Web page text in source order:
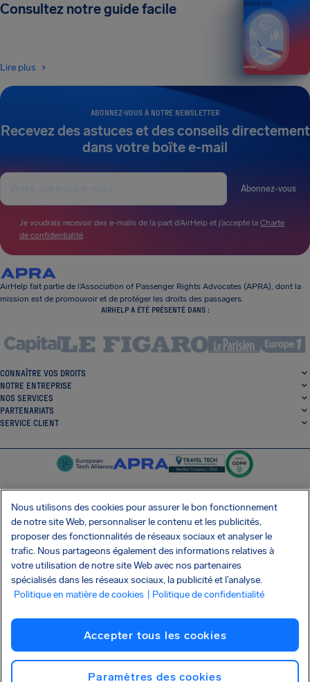
ABONNEZ-VOUS À NOTRE NEWSLETTER
Recevez des astuces et des conseils directement
dans votre boîte e-mail
Abonnez-vous
Je voudrais recevoir des e-mails de la part d’AirHelp et j’accepte la Charte
de confidentialité.
Consultez notre guide facile
Lire plus
ÉDITION 2026
AirHelp fait partie de l’Association of Passenger Rights Advocates (APRA), dont la
mission est de promouvoir et de protéger les droits des passagers.
AIRHELP A ÉTÉ PRÉSENTÉ DANS :
CONNAÎTRE VOS DROITS
NOTRE ENTREPRISE
NOS SERVICES
PARTENARIATS
SERVICE CLIENT
SocialFacebook
SocialTwitter
SocialInstagram
SocialLinkedin
OBTENEZ NOTRE APPLI GRATUITE
Politique de confidentialité Cookies Imprint
Attaque de la chaîne d'approvisionnement Shai-Hulud
Copyright © 2026 AirHelp
Nous utilisons des cookies pour assurer le bon fonctionnement
de notre site Web, personnaliser le contenu et les publicités,
proposer des fonctionnalités de réseaux sociaux et analyser le
trafic. Nous partageons également des informations relatives à
votre utilisation de notre site Web avec nos partenaires
spécialisés dans les réseaux sociaux, la publicité et l’analyse.
Politique en matière de cookies
| Politique de confidentialité
Accepter tous les cookies
Paramètres des cookies